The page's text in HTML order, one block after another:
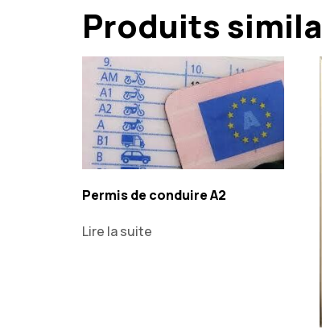
Produits
Permis de conduire A2
Lire la suite